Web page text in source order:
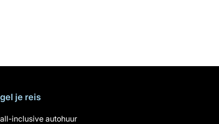
je reis
all-inclusive autohuur